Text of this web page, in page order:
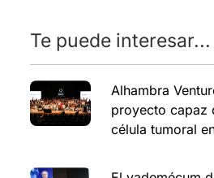
Te puede interesar...
Alhambra
proyecto capaz
célula tumoral